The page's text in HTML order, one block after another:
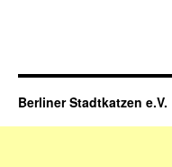
Berliner Stadtkatzen e.V.